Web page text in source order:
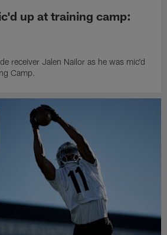
up at training camp:
receiver Jalen Nailor as he was mic'd
Camp.